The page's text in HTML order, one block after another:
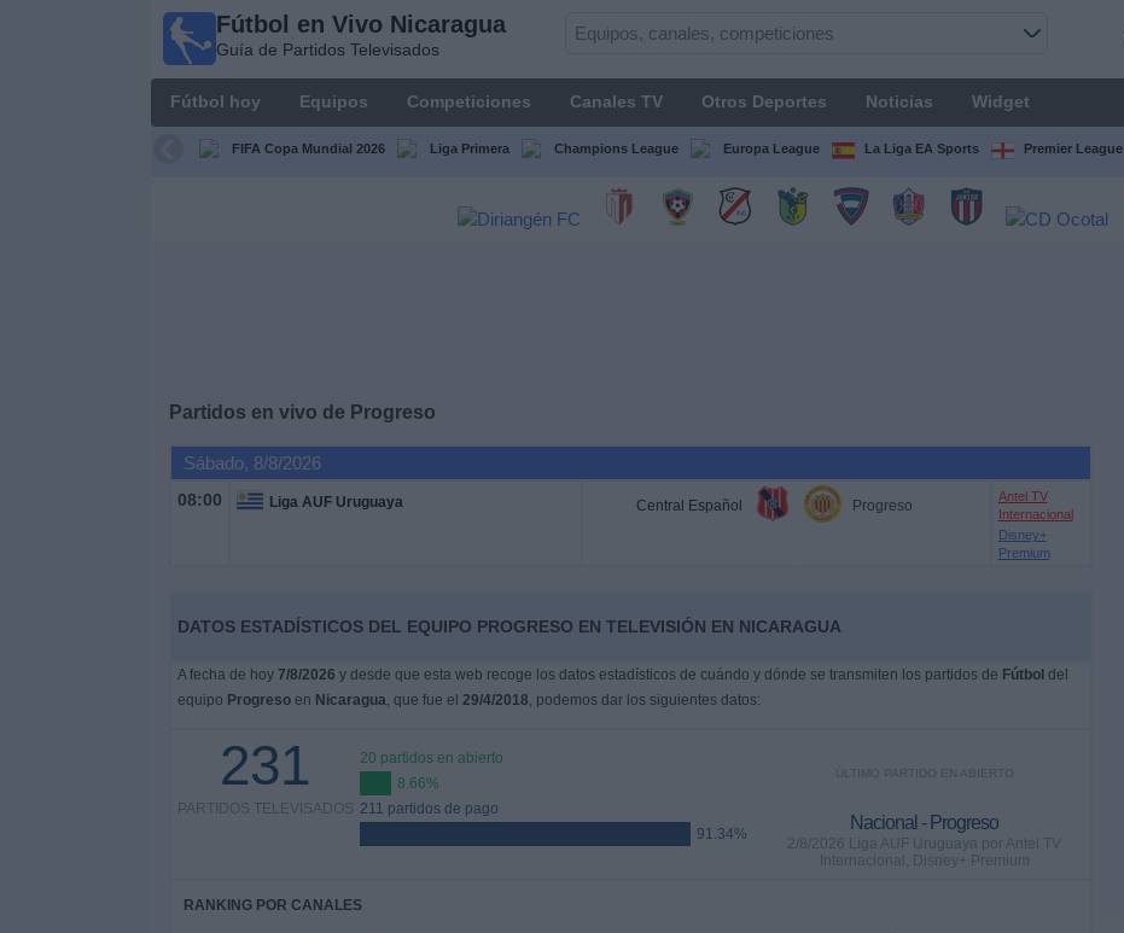
Fútbol en Vivo Nicaragua
Guía de Partidos Televisados
Fútbol hoy Equipos Competiciones Canales TV Otros Deportes Noticias Widget
FIFA Copa Mundial 2026 Liga Primera Champions League Europa League La Liga EA Sports Premier League
Partidos en vivo de Progreso
Sábado, 8/8/2026
08:00 Liga AUF Uruguaya Central Español Progreso
Antel TV
Internacional
Disney+
Premium
DATOS ESTADÍSTICOS DEL EQUIPO PROGRESO EN TELEVISIÓN EN NICARAGUA
A fecha de hoy 7/8/2026 y desde que esta web recoge los datos estadísticos de cuándo y dónde se transmiten los partidos de Fútbol del
equipo Progresoen Nicaragua, que fue el 29/4/2018, podemos dar los siguientes datos:
231
PARTIDOS TELEVISADOS
20 partidos en abierto
8.66%
211 partidos de pago
91.34%
ÚLTIMO PARTIDO EN ABIERTO
Nacional - Progreso
2/8/2026 Liga AUF Uruguaya por Antel TV
Internacional, Disney+ Premium
RANKING POR CANALES
Fútbol en
Nicaragua